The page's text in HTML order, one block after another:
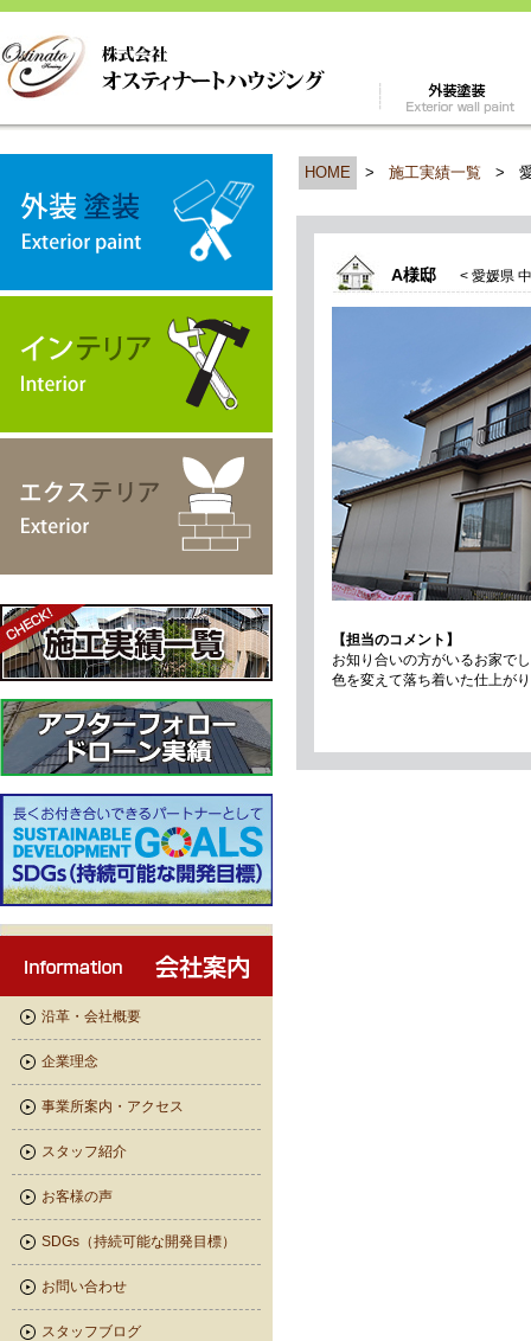
沿革・会社概要
企業理念
事業所案内・アクセス
スタッフ紹介
お客様の声
SDGs（持続可能な開発目標）
お問い合わせ
スタッフブログ
HOME > 施工実績一覧 >
A様邸 < 愛媛県
【担当のコメント】
お知り合いの方がいるお家で
色を変えて落ち着いた仕上が